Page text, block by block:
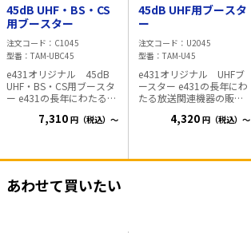
45dB UHF・BS・CS
用ブースター
注文コード
C1045
型番
TAM-UBC45
e431オリジナル 45dB
UHF・BS・CS用ブースタ
ー e431の長年にわたる放
績と、ブースター販売実
ました。 お客様のニーズ
てきたe431だからでき
た、プロ向け特化型のブ
7,310 円（税込）～
45dB UHF用ブースタ
ー
注文コード
U2045
型番
TAM-U45
e431オリジナル UHFブ
ースター e431の長年にわ
たる放送関連機器の販売/
販売実績から得たノウハ
ニーズやお困りごとを直
4,320 円（税込）～
あわせて買いたい